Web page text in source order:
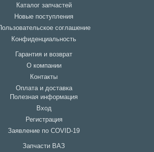
Каталог запчастей
Новые поступления
Пользовательское соглашение
Конфиденциальность
Гарантия и возврат
О компании
Контакты
Оплата и доставка
Полезная информация
Вход
Регистрация
Заявление по COVID-19
Запчасти ВАЗ